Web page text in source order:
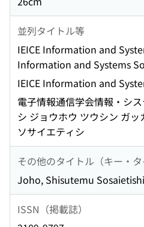
並列タイトル等
IEICE Information and
Information and Systems
IEICE Information and
電子情報通信学会情報・シ
シ ジョウホウ ツウシン ガ
ソサイエティシ
その他のタイトル（キー・タ
Joho, Shisutemu Sosaietishi
ISSN（掲載誌）